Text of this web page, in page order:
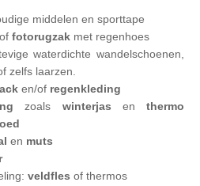
middelen en sporttape
fotorugzak met regenhoes
waterdichte wandelschoenen,
zelfs laarzen.
en/of regenkleding
zoals winterjas enthermo
en muts
veldfles of thermos